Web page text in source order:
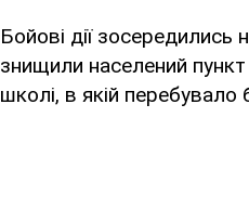
Бойові дії зосередились
знищили населений
школі, в якій